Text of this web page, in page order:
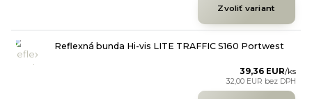
Zvoliť variant
Reflexná bunda Hi-vis LITE TRAFFIC S160 Portwest
39,36 EUR/ks
32,00 EUR bez DPH